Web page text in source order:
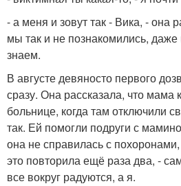
- а меня и зовут так - Вика, - она
мы так и не познакомились, даже
знаем.
В августе девяносто первого
сразу. Она рассказала, что мама
больнице, когда там отключили
так. Ей помогли подруги с
она не справилась с
это повторила ещё раза два, -
все вокруг радуются, а я.